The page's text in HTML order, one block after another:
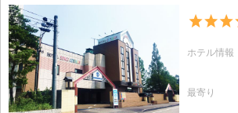
ホテル情報
最寄り